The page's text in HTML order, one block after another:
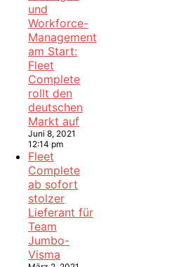
und
Workforce-
Management
am Start:
Fleet
Complete
rollt den
deutschen
Markt auf
Juni 8, 2021
12:14 pm
Fleet
Complete
ab sofort
stolzer
Lieferant für
Team
Jumbo-
Visma